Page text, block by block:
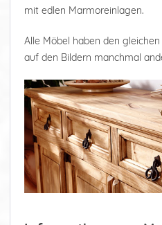
mit edlen Marmoreinlagen.
Alle Möbel haben den
auf den Bildern manchmal